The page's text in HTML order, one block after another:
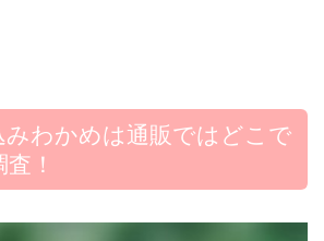
みわかめは通販ではどこで
！